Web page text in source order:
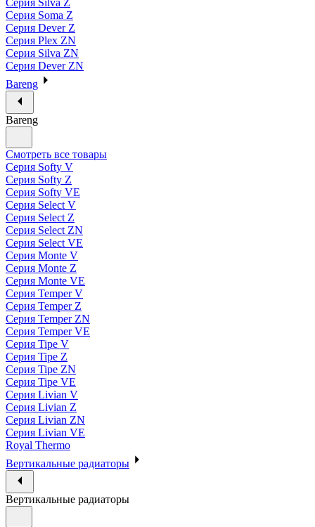
Серия Silva Z
Серия Soma Z
Серия Dever Z
Серия Plex ZN
Серия Silva ZN
Серия Dever ZN
Bareng
Bareng
Смотреть все товары
Серия Softy V
Серия Softy Z
Серия Softy VE
Серия Select V
Серия Select Z
Серия Select ZN
Серия Select VE
Серия Monte V
Серия Monte Z
Серия Monte VE
Серия Temper V
Серия Temper Z
Серия Temper ZN
Серия Temper VE
Серия Tipe V
Серия Tipe Z
Серия Tipe ZN
Серия Tipe VE
Серия Livian V
Серия Livian Z
Серия Livian ZN
Серия Livian VE
Royal Thermo
Вертикальные радиаторы
Вертикальные радиаторы